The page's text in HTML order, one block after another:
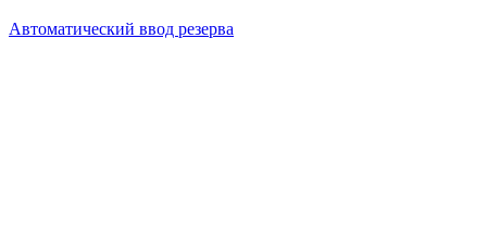
Автоматический ввод резерва